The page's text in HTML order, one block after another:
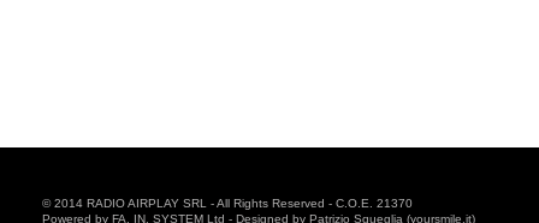
© 2014 RADIO AIRPLAY SRL - All Rights Reserved - C.O.E. 21370
Powered by FA. IN. SYSTEM Ltd - Designed by Patrizio Squeglia (yoursmile.it)